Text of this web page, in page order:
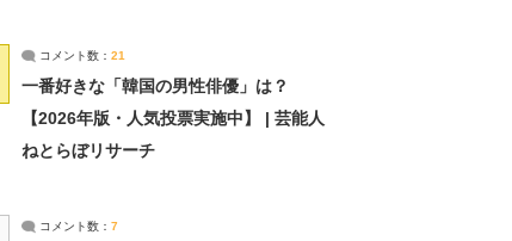
コメント数： 21
一番好きな「韓国の男性俳優」は？
【2026年版・人気投票実施中】 | 芸能人
ねとらぼリサーチ
コメント数： 7